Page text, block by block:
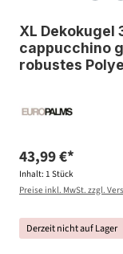
XL Dekokugel
cappucchino
robustes
43,99 €*
Inhalt: 1 Stück
Preise inkl. MwSt. zzgl.
Derzeit nicht auf Lager